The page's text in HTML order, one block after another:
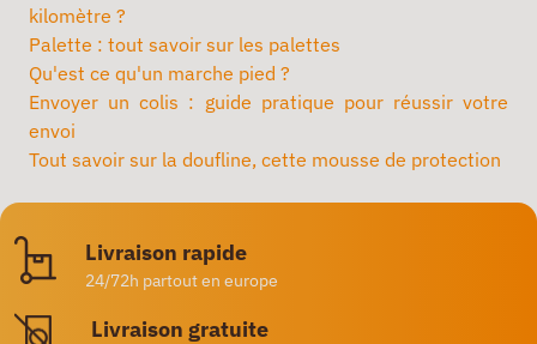
kilomètre ?
Palette : tout savoir sur les palettes
Qu'est ce qu'un marche pied ?
Envoyer un colis : guide pratique pour réussir votre
envoi
Tout savoir sur la doufline, cette mousse de protection
Livraison rapide
24/72h partout en europe
Livraison gratuite